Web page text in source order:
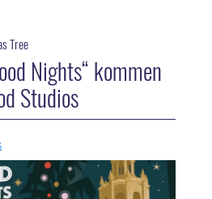
Tree
Nights“ kommen
Studios